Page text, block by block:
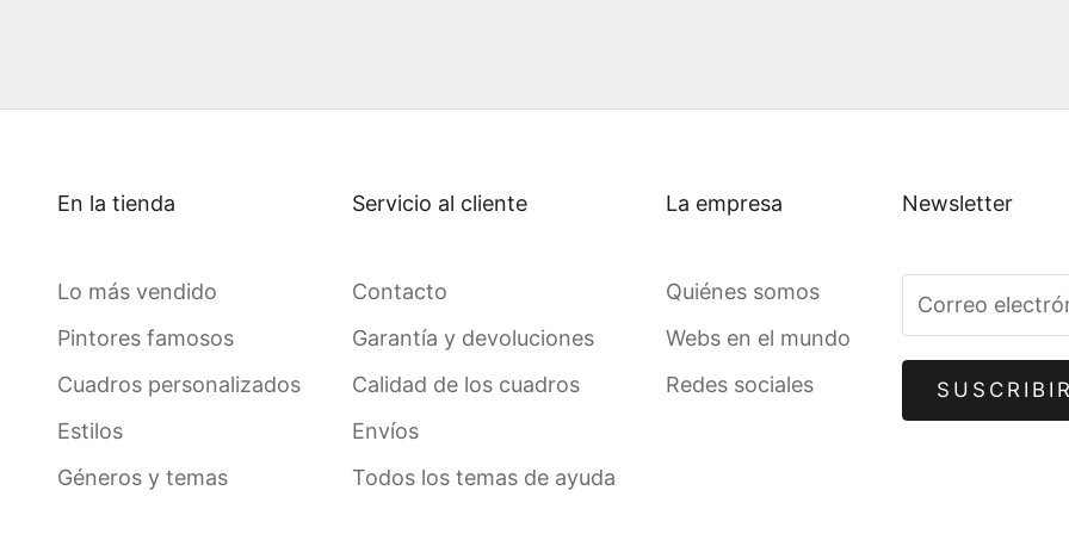
En la tienda
Lo más vendido
Pintores famosos
Cuadros personalizados
Estilos
Géneros y temas
Servicio al cliente
Contacto
Garantía y devoluciones
Calidad de los cuadros
Envíos
Todos los temas de ayuda
La empresa
Quiénes somos
Webs en el mundo
Redes sociales
Newsletter